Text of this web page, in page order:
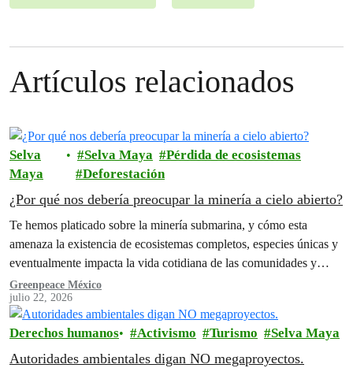
Artículos relacionados
Selva
Maya
Selva Maya
Pérdida de ecosistemas
Deforestación
¿Por qué nos debería preocupar la minería a cielo abierto?
Te hemos platicado sobre la minería submarina, y cómo esta
amenaza la existencia de ecosistemas completos, especies únicas y
eventualmente impacta la vida cotidiana de las comunidades y
personas de…
Greenpeace México
julio 22, 2026
Derechos humanos Activismo Turismo Selva Maya
Autoridades ambientales digan NO megaproyectos.